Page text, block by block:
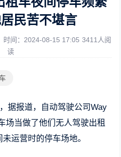
民苦不堪言
时间：2024-08-15 17:05 3411人阅
读
据报道，自动驾驶公司Way
场当做了他们无人驾驶出租
运营时的停车场地。